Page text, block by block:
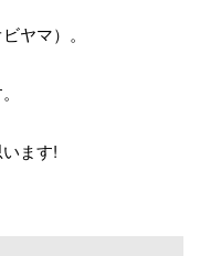
ヤマ）。
ます!